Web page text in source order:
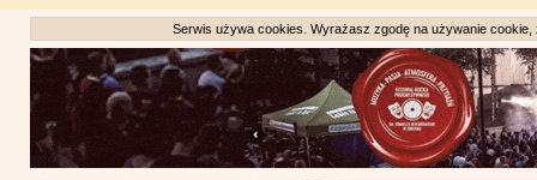
Serwis używa cookies. Wyrażasz zgodę na używanie